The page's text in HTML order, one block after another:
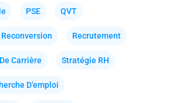
PSE QVT
Reconversion Recrutement
Carrière Stratégie RH
D'emploi